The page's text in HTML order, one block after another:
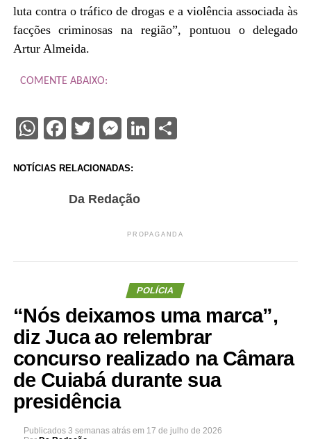
luta contra o tráfico de drogas e a violência associada às
facções criminosas na região”, pontuou o delegado
Artur Almeida.
COMENTE ABAIXO:
WhatsApp
Facebook
Twitter
Messenger
LinkedIn
Share
NOTÍCIAS RELACIONADAS:
Da Redação
PROPAGANDA
POLÍCIA
“Nós deixamos uma marca”,
diz Juca ao relembrar
concurso realizado na Câmara
de Cuiabá durante sua
presidência
Publicados 3 semanas atrás em 17 de julho de 2026